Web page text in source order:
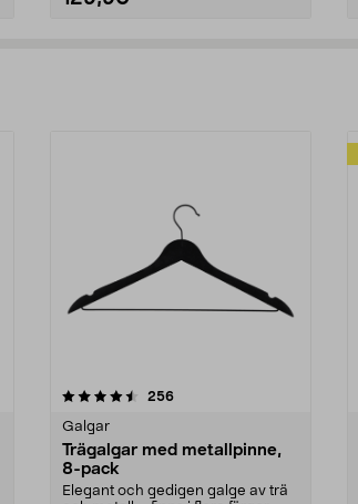
256recensioner
Galgar
Trägalgar med metallpinne,
8-pack
Elegant och gedigen galge av trä
4.0av 5 stjärnor